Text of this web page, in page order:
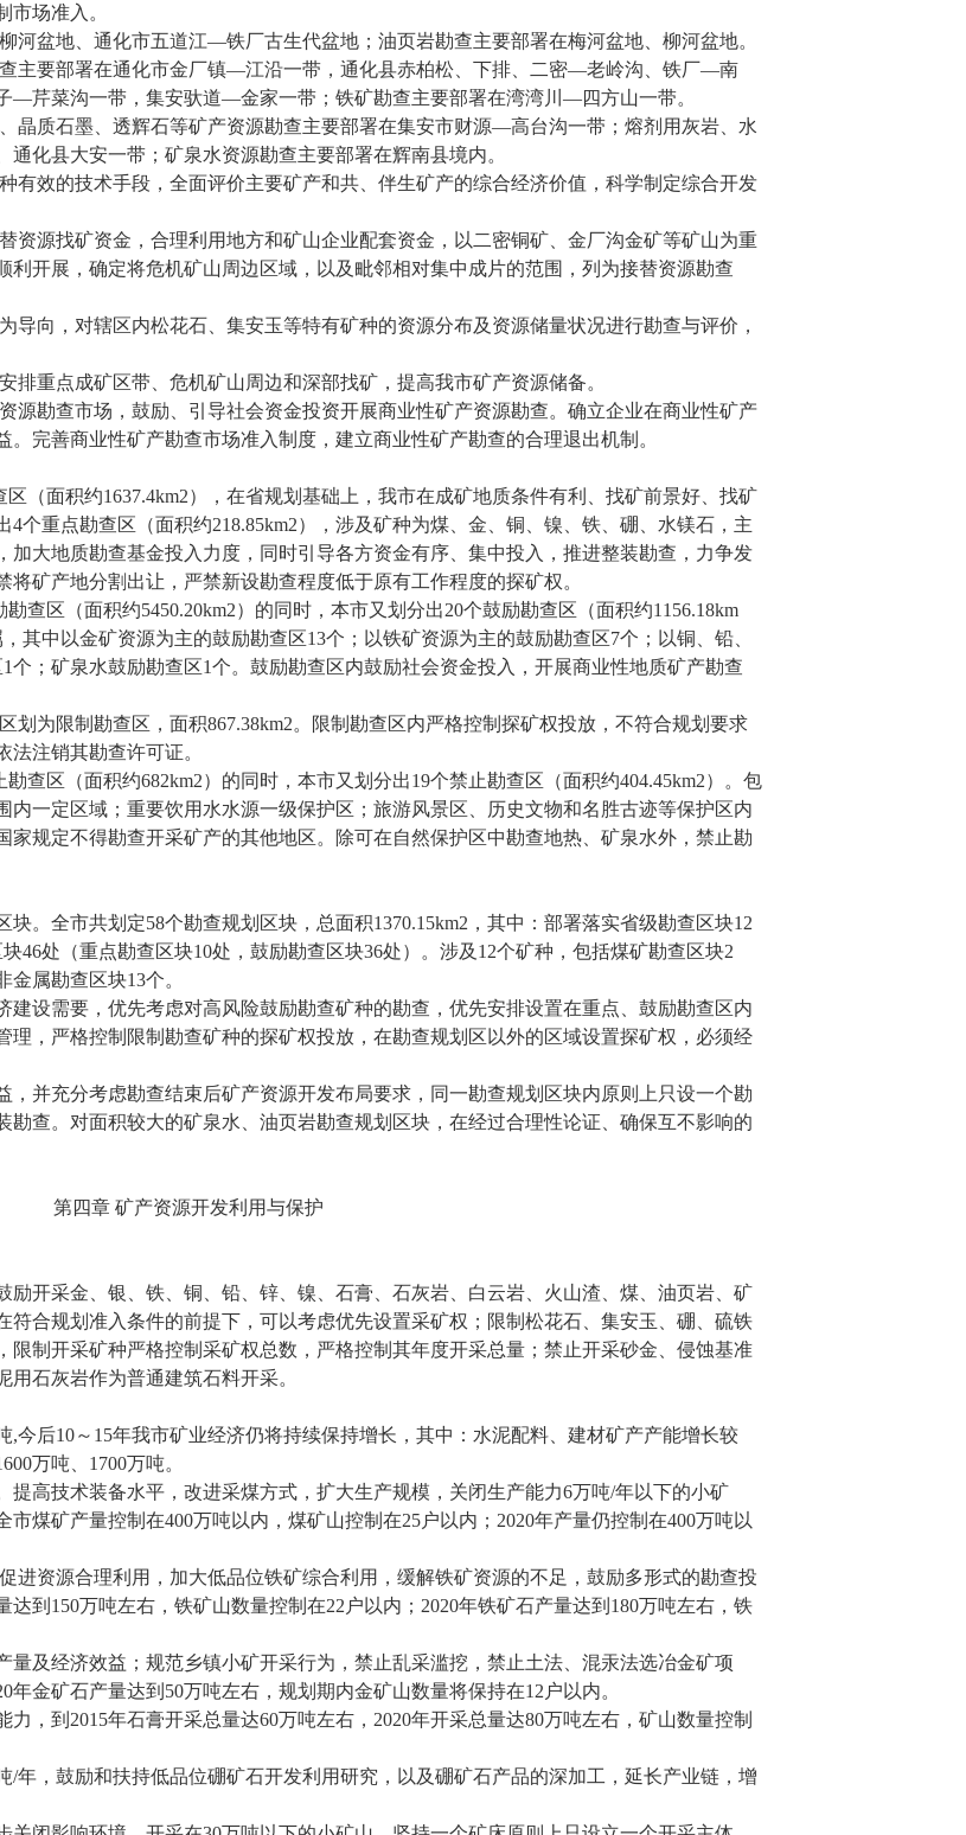
场准入。
河盆地、通化市五道江—铁厂古生代盆地；油页岩勘查主要部署在梅河盆地、柳河盆地。
主要部署在通化市金厂镇—江沿一带，通化县赤柏松、下排、二密—老岭沟、铁厂—南
芹菜沟一带，集安驮道—金家一带；铁矿勘查主要部署在湾湾川—四方山一带。
晶质石墨、透辉石等矿产资源勘查主要部署在集安市财源—高台沟一带；熔剂用灰岩、水
化县大安一带；矿泉水资源勘查主要部署在辉南县境内。
有效的技术手段，全面评价主要矿产和共、伴生矿产的综合经济价值，科学制定综合开发
资源找矿资金，合理利用地方和矿山企业配套资金，以二密铜矿、金厂沟金矿等矿山为重
利开展，确定将危机矿山周边区域，以及毗邻相对集中成片的范围，列为接替资源勘查
导向，对辖区内松花石、集安玉等特有矿种的资源分布及资源储量状况进行勘查与评价，
排重点成矿区带、危机矿山周边和深部找矿，提高我市矿产资源储备。
源勘查市场，鼓励、引导社会资金投资开展商业性矿产资源勘查。确立企业在商业性矿产
完善商业性矿产勘查市场准入制度，建立商业性矿产勘查的合理退出机制。
区（面积约1637.4km2），在省规划基础上，我市在成矿地质条件有利、找矿前景好、找矿
4个重点勘查区（面积约218.85km2），涉及矿种为煤、金、铜、镍、铁、硼、水镁石，主
大地质勘查基金投入力度，同时引导各方资金有序、集中投入，推进整装勘查，力争发
矿产地分割出让，严禁新设勘查程度低于原有工作程度的探矿权。
勘查区（面积约5450.20km2）的同时，本市又划分出20个鼓励勘查区（面积约1156.18km
其中以金矿资源为主的鼓励勘查区13个；以铁矿资源为主的鼓励勘查区7个；以铜、铅、
1个；矿泉水鼓励勘查区1个。鼓励勘查区内鼓励社会资金投入，开展商业性地质矿产勘查
划为限制勘查区，面积867.38km2。限制勘查区内严格控制探矿权投放，不符合规划要求
注销其勘查许可证。
勘查区（面积约682km2）的同时，本市又划分出19个禁止勘查区（面积约404.45km2）。包
一定区域；重要饮用水水源一级保护区；旅游风景区、历史文物和名胜古迹等保护区内
规定不得勘查开采矿产的其他地区。除可在自然保护区中勘查地热、矿泉水外，禁止勘
块。全市共划定58个勘查规划区块，总面积1370.15km2 ，其中：部署落实省级勘查区块12
块46处（重点勘查区块10处，鼓励勘查区块36处）。涉及 12个矿种，包括煤矿勘查区块2
金属勘查区块13个。
设需要，优先考虑对高风险鼓励勘查矿种的勘查，优先安排设置在重点、鼓励勘查区内
理，严格控制限制勘查矿种的探矿权投放，在勘查规划区以外的区域设置探矿权，必须经
，并充分考虑勘查结束后矿产资源开发布局要求，同一勘查规划区块内原则上只设一个勘
查。对面积较大的矿泉水、油页岩勘查规划区块，在经过合理性论证、确保互不影响的
第四章 矿产资源开发利用与保护
开采金、银、铁、铜、铅、锌、镍、石膏、石灰岩、白云岩、火山渣、煤、油页岩、矿
符合规划准入条件的前提下，可以考虑优先设置采矿权；限制松花石、集安玉、硼、硫铁
制开采矿种严格控制采矿权总数，严格控制其年度开采总量；禁止开采砂金、侵蚀基准
石灰岩作为普通建筑石料开采。
,今后10～ 15年我市矿业经济仍将持续保持增长，其中：水泥配料、建材矿产产能增长较
万吨、 1700万吨。
高技术装备水平，改进采煤方式，扩大生产规模，关闭生产能力6万吨/年以下的小矿
市煤矿产量控制在400万吨以内，煤矿山控制在25户以内； 2020年产量仍控制在400万吨以
进资源合理利用，加大低品位铁矿综合利用，缓解铁矿资源的不足，鼓励多形式的勘查投
达到 150万吨左右，铁矿山数量控制在22 户以内； 2020年铁矿石产量达到 180万吨左右，铁
及经济效益；规范乡镇小矿开采行为，禁止乱采滥挖，禁止土法、混汞法选冶金矿项
年金矿石产量达到 50万吨左右，规划期内金矿山数量将保持在12 户以内。
力，到 2015年石膏开采总量达60万吨左右， 2020年开采总量达80万吨左右，矿山数量控制
/年，鼓励和扶持低品位硼矿石开发利用研究，以及硼矿石产品的深加工，延长产业链，增